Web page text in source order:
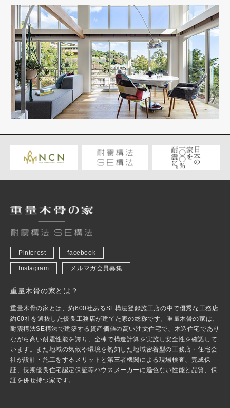
Pinterest facebook
Instagram メルマガ会員募集
重量木骨の家とは？
重量木骨の家とは、約600社あるSE構法登録施工店の中で優秀な工務店
約60社を選抜した優良工務店が建てた家の総称です。重量木骨の家は、
耐震構法SE構法で建築する資産価値の高い注文住宅で、木造住宅であり
ながら高い耐震性能を誇り、全棟で構造計算を実施し安全性を確認して
います。また地域の気候や環境を熟知した地域密着型の工務店・住宅会
社が設計・施工をするメリットと第三者機関による現場検査、完成保
証、長期優良住宅認定保証等ハウスメーカーに遜色ない性能と品質、保
証を併せ持つ家です。